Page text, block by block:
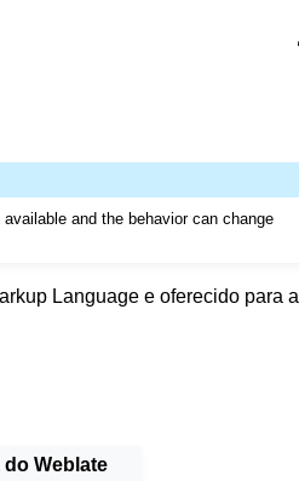
and the behavior can change
Language e oferecido para a
Weblate